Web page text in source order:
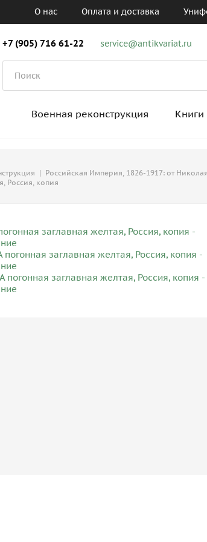
О нас Оплата и доставка
+7 (905) 716 61-22 service@antikvariat.ru
Военная реконструкция Книги
| Российская Империя, 1826-1917: от
Россия, копия